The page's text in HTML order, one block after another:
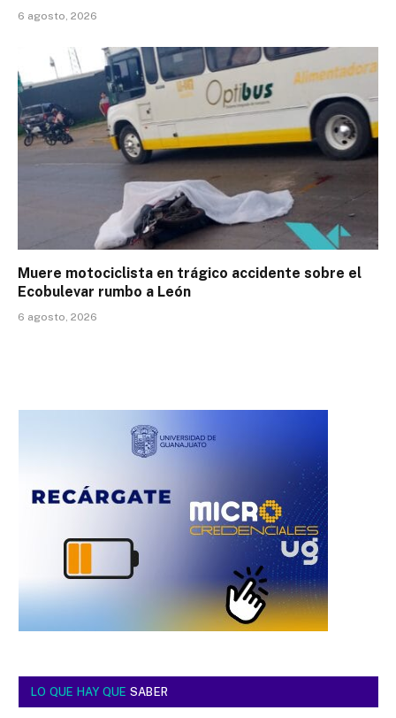
6 agosto, 2026
Muere motociclista en trágico accidente sobre el
Ecobulevar rumbo a León
6 agosto, 2026
LO QUE HAY QUE SABER